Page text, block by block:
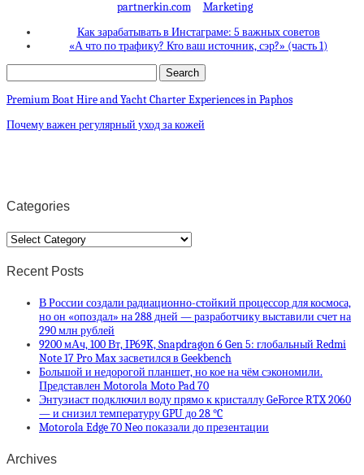
partnerkin.com
Marketing
Как зарабатывать в Инстаграме: 5 важных советов
«А что по трафику? Кто ваш источник, сэр?» (часть 1)
Premium Boat Hire and Yacht Charter Experiences in Paphos
Почему важен регулярный уход за кожей
Categories
Categories
Recent Posts
В России создали радиационно-стойкий процессор для космоса,
но он «опоздал» на 288 дней — разработчику выставили счет на
290 млн рублей
9200 мАч, 100 Вт, IP69K, Snapdragon 6 Gen 5: глобальный Redmi
Note 17 Pro Max засветился в Geekbench
Большой и недорогой планшет, но кое на чём сэкономили.
Представлен Motorola Moto Pad 70
Энтузиаст подключил воду прямо к кристаллу GeForce RTX 2060
— и снизил температуру GPU до 28 °C
Motorola Edge 70 Neo показали до презентации
Archives